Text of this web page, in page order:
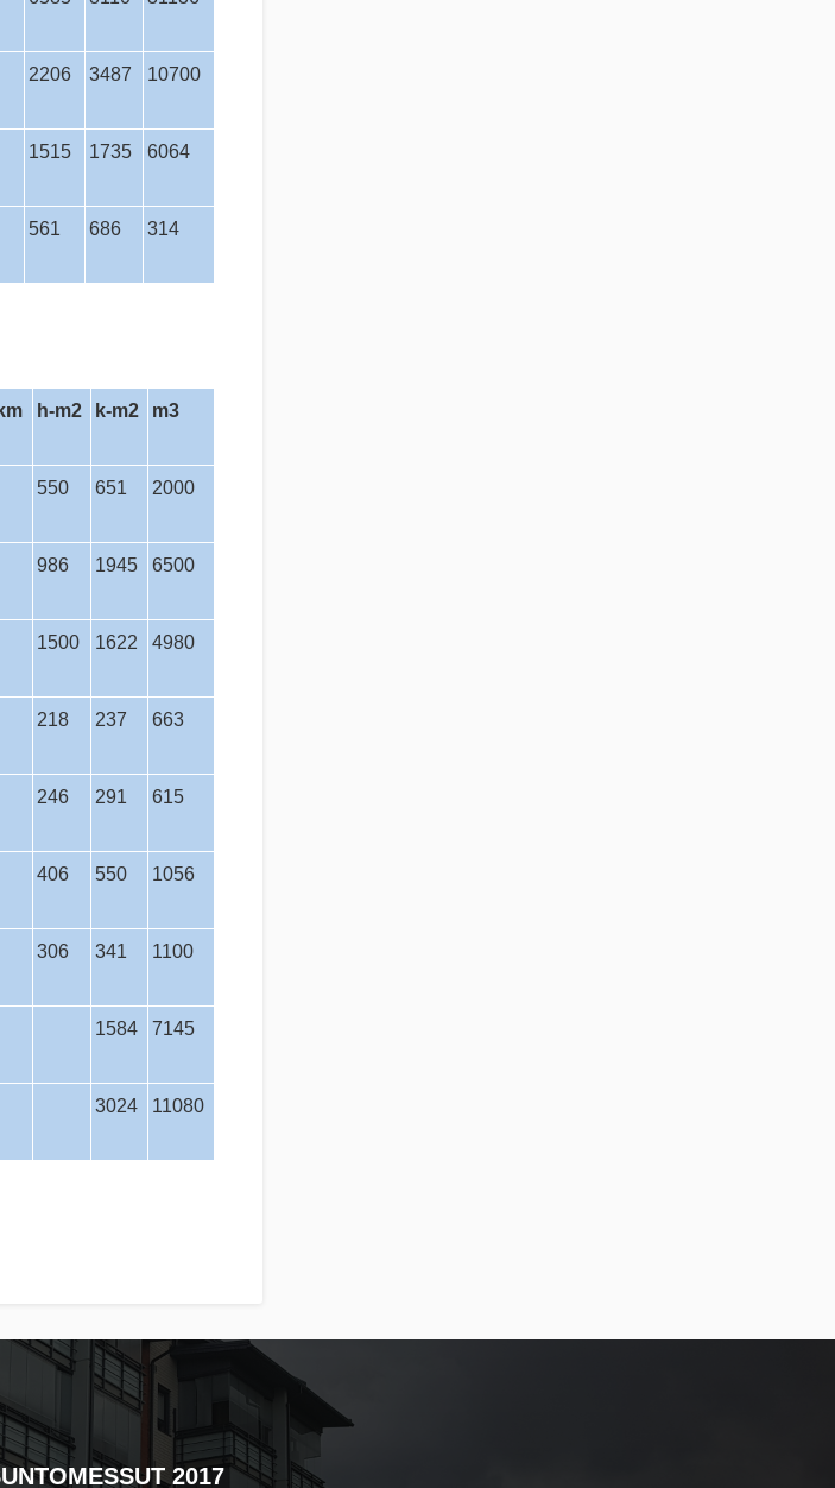
2206 3487 10700
1515 1735 6064
561 686 314
h-m2 k-m2 m3
550 651 2000
986 1945 6500
1500 1622 4980
218 237 663
246 291 615
406 550 1056
306 341 1100
1584 7145
3024 11080
2017